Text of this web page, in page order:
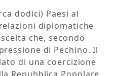
dodici) Paesi al
diplomatiche
che, secondo
di Pechino. Il
di una coercizione